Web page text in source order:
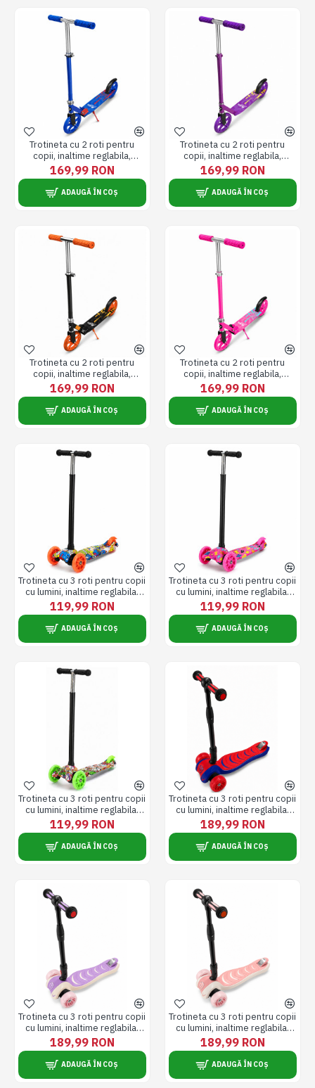
Trotineta cu 2 roti pentru
copii, inaltime reglabila,
pliabila, roti 200 mm / 8 inch,
albastru
169,99 RON
ADAUGĂ ÎN COȘ
Trotineta cu 2 roti pentru
copii, inaltime reglabila,
pliabila, roti 200 mm / 8 inch,
mov
169,99 RON
ADAUGĂ ÎN COȘ
Trotineta cu 2 roti pentru
copii, inaltime reglabila,
pliabila, roti 200 mm / 8 inch,
portocaliu cu negru
169,99 RON
ADAUGĂ ÎN COȘ
Trotineta cu 2 roti pentru
copii, inaltime reglabila,
pliabila, roti 200 mm / 8 inch,
roz
169,99 RON
ADAUGĂ ÎN COȘ
Trotineta cu 3 roti pentru copii
cu lumini, inaltime reglabila,
pliabila, 5 ani +, roti 120/80
mm, portocaliu
119,99 RON
ADAUGĂ ÎN COȘ
Trotineta cu 3 roti pentru copii
cu lumini, inaltime reglabila,
pliabila, 5 ani +, roti 120/80
mm, roz
119,99 RON
ADAUGĂ ÎN COȘ
Trotineta cu 3 roti pentru copii
cu lumini, inaltime reglabila,
pliabila, 5 ani +, roti 120/80
mm, verde
119,99 RON
ADAUGĂ ÎN COȘ
Trotineta cu 3 roti pentru copii
cu lumini, inaltime reglabila,
pliabila, 6 ani +, albastru cu
rosu
189,99 RON
ADAUGĂ ÎN COȘ
Trotineta cu 3 roti pentru copii
cu lumini, inaltime reglabila,
pliabila, 6 ani +, mov
189,99 RON
ADAUGĂ ÎN COȘ
Trotineta cu 3 roti pentru copii
cu lumini, inaltime reglabila,
pliabila, 6 ani +, roz
189,99 RON
ADAUGĂ ÎN COȘ